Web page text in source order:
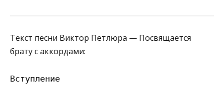
Текст песни Виктор Петлюра — Посвящается
брату с аккордами:
Вступление